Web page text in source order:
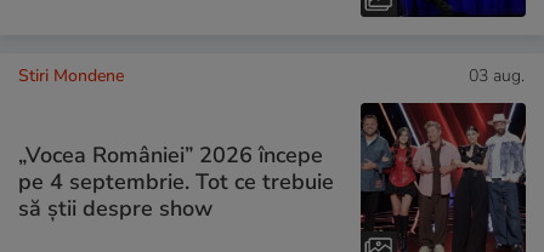
Stiri Mondene 03 aug.
„Vocea României” 2026 începe
pe 4 septembrie. Tot ce trebuie
să știi despre show